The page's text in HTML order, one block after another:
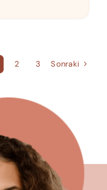
2 3 Sonraki